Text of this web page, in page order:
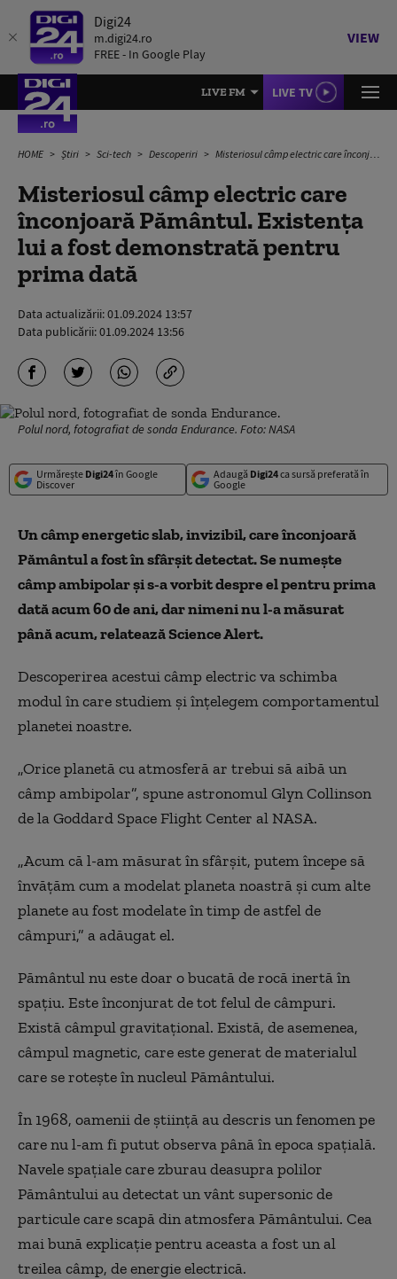
Digi24
m.digi24.ro
FREE - In Google Play
VIEW
LIVE FM LIVE TV
HOME Știri Sci-tech Descoperiri Misteriosul câmp electric care înconjoară Pământul. Existența lui a fost demonstrată pentru prima dată
Misteriosul câmp electric care
înconjoară Pământul. Existența
lui a fost demonstrată pentru
prima dată
Data actualizării:01.09.2024 13:57
Data publicării:01.09.2024 13:56
Polul nord, fotografiat de sonda Endurance. Foto: NASA
Urmărește Digi24în Google
Discover
Adaugă Digi24ca sursă preferată în
Google
Un câmp energetic slab, invizibil, care înconjoară
Pământul a fost în sfârșit detectat. Se numește
câmp ambipolar și s-a vorbit despre el pentru prima
dată acum 60 de ani, dar nimeni nu l-a măsurat
până acum, relatează Science Alert.
Descoperirea acestui câmp electric va schimba
modul în care studiem și înțelegem comportamentul
planetei noastre.
„Orice planetă cu atmosferă ar trebui să aibă un
câmp ambipolar”, spune astronomul Glyn Collinson
de la Goddard Space Flight Center al NASA.
„Acum că l-am măsurat în sfârșit, putem începe să
învățăm cum a modelat planeta noastră și cum alte
planete au fost modelate în timp de astfel de
câmpuri,” a adăugat el.
Pământul nu este doar o bucată de rocă inertă în
spațiu. Este înconjurat de tot felul de câmpuri.
Există câmpul gravitațional. Există, de asemenea,
câmpul magnetic, care este generat de materialul
care se rotește în nucleul Pământului.
În 1968, oamenii de știință au descris un fenomen pe
care nu l-am fi putut observa până în epoca spațială.
Navele spațiale care zburau deasupra polilor
Pământului au detectat un vânt supersonic de
particule care scapă din atmosfera Pământului. Cea
mai bună explicație pentru aceasta a fost un al
treilea câmp, de energie electrică.